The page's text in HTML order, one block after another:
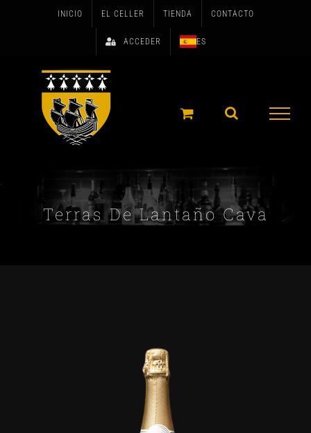
INICIO EL CELLER TIENDA CONTACTO
ACCEDER ES
Terras De Lantaño Cava